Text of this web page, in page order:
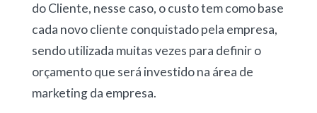
do Cliente, nesse caso, o custo tem como base
cada novo cliente conquistado pela empresa,
sendo utilizada muitas vezes para definir o
orçamento que será investido na área de
marketing da empresa.